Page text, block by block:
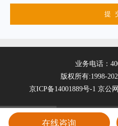
业务电话：
版权所有:1998-
京ICP备14001889号-1 京公
在线咨询